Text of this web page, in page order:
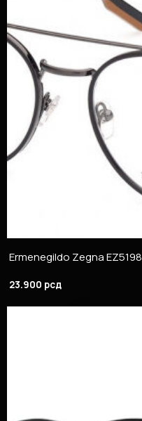
Ermenegildo Zegna EZ5198
23.900 рсд